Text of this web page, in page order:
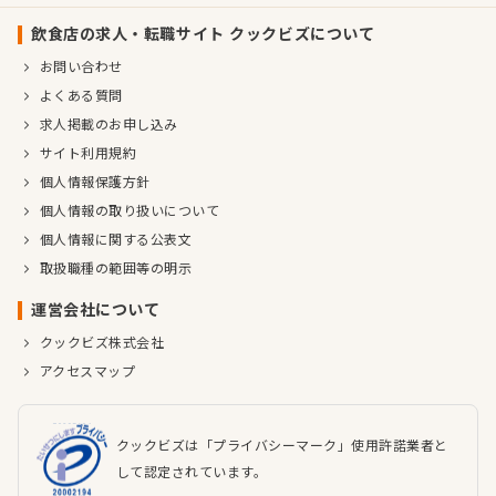
飲食店の求人・転職サイト クックビズについて
お問い合わせ
よくある質問
求人掲載のお申し込み
サイト利用規約
個人情報保護方針
個人情報の取り扱いについて
個人情報に関する公表文
取扱職種の範囲等の明示
運営会社について
クックビズ株式会社
アクセスマップ
クックビズは「プライバシーマーク」使用許諾業者と
して認定されています。